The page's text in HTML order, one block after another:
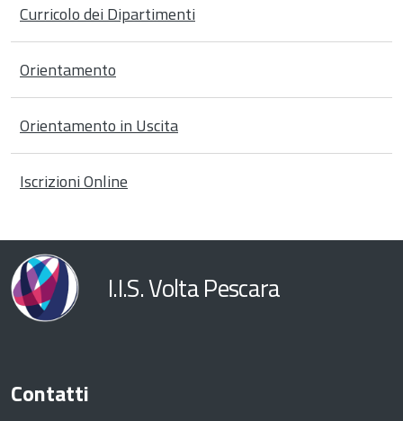
Curricolo dei Dipartimenti
Orientamento
Orientamento in Uscita
Iscrizioni Online
I.I.S. Volta Pescara
Contatti